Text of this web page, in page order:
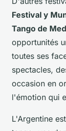
Festival y
Tango de
opportunités
toutes ses
spectacles,
occasion en
l'émotion qui
L'Argentine